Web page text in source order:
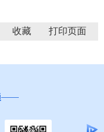
收藏